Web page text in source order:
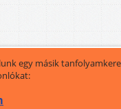
egy másik